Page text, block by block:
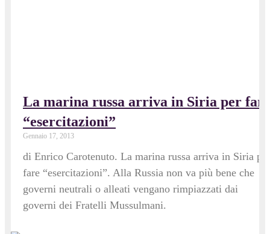
La marina russa arriva in Siria per fare
“esercitazioni”
Gennaio 17, 2013
di Enrico Carotenuto. La marina russa arriva in Siria per
fare “esercitazioni”. Alla Russia non va più bene che
governi neutrali o alleati vengano rimpiazzati dai
governi dei Fratelli Mussulmani.